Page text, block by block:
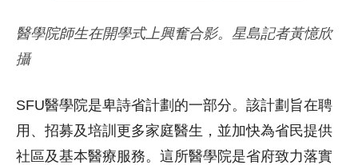
醫學院師生在開學式上興奮合影。星島記者黃憶欣
攝
SFU醫學院是卑詩省計劃的一部分。該計劃旨在聘
用、招募及培訓更多家庭醫生，並加快為省民提供
社區及基本醫療服務。這所醫學院是省府致力落實